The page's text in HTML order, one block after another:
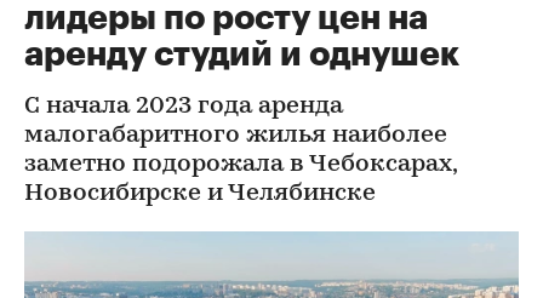
лидеры по росту цен на
аренду студий и однушек
С начала 2023 года аренда
малогабаритного жилья наиболее
заметно подорожала в Чебоксарах,
Новосибирске и Челябинске